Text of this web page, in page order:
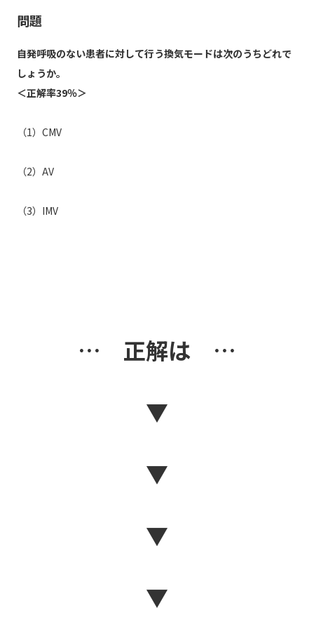
問題
自発呼吸のない患者に対して行う換気モードは次のうちどれで
しょうか。
＜正解率39％＞
（1）CMV
（2）AV
（3）IMV
… 正解は …
▼
▼
▼
▼